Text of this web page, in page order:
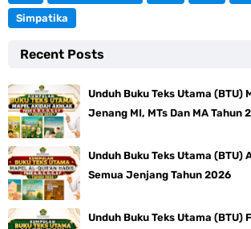
Simpatika
Recent Posts
Unduh Buku Teks Utama (BTU)
Jenang MI, MTs Dan MA Tahun
Unduh Buku Teks Utama (BTU)
Semua Jenjang Tahun 2026
Unduh Buku Teks Utama (BTU)